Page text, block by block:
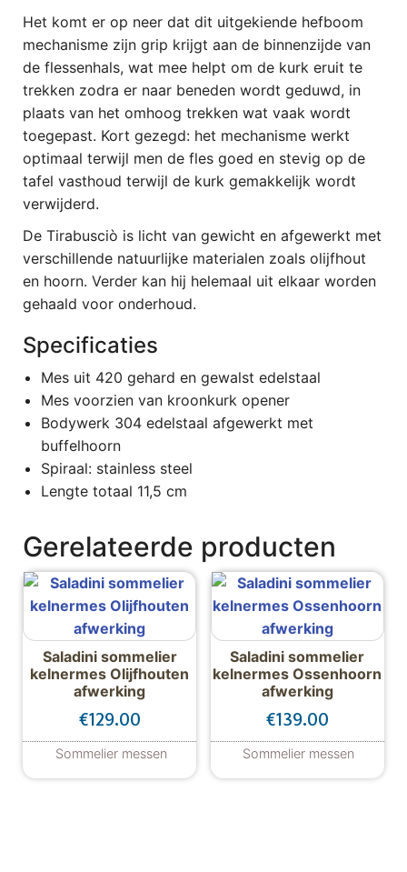
Het komt er op neer dat dit uitgekiende hefboom
mechanisme zijn grip krijgt aan de binnenzijde van
de flessenhals, wat mee helpt om de kurk eruit te
trekken zodra er naar beneden wordt geduwd, in
plaats van het omhoog trekken wat vaak wordt
toegepast. Kort gezegd: het mechanisme werkt
optimaal terwijl men de fles goed en stevig op de
tafel vasthoud terwijl de kurk gemakkelijk wordt
verwijderd.
De Tirabusciò is licht van gewicht en afgewerkt met
verschillende natuurlijke materialen zoals olijfhout
en hoorn. Verder kan hij helemaal uit elkaar worden
gehaald voor onderhoud.
Specificaties
Mes uit 420 gehard en gewalst edelstaal
Mes voorzien van kroonkurk opener
Bodywerk 304 edelstaal afgewerkt met
buffelhoorn
Spiraal: stainless steel
Lengte totaal 11,5 cm
Gerelateerde producten
Saladini sommelier
kelnermes Olijfhouten
afwerking
€129.00
Sommelier messen
Saladini sommelier
kelnermes Ossenhoorn
afwerking
€139.00
Sommelier messen